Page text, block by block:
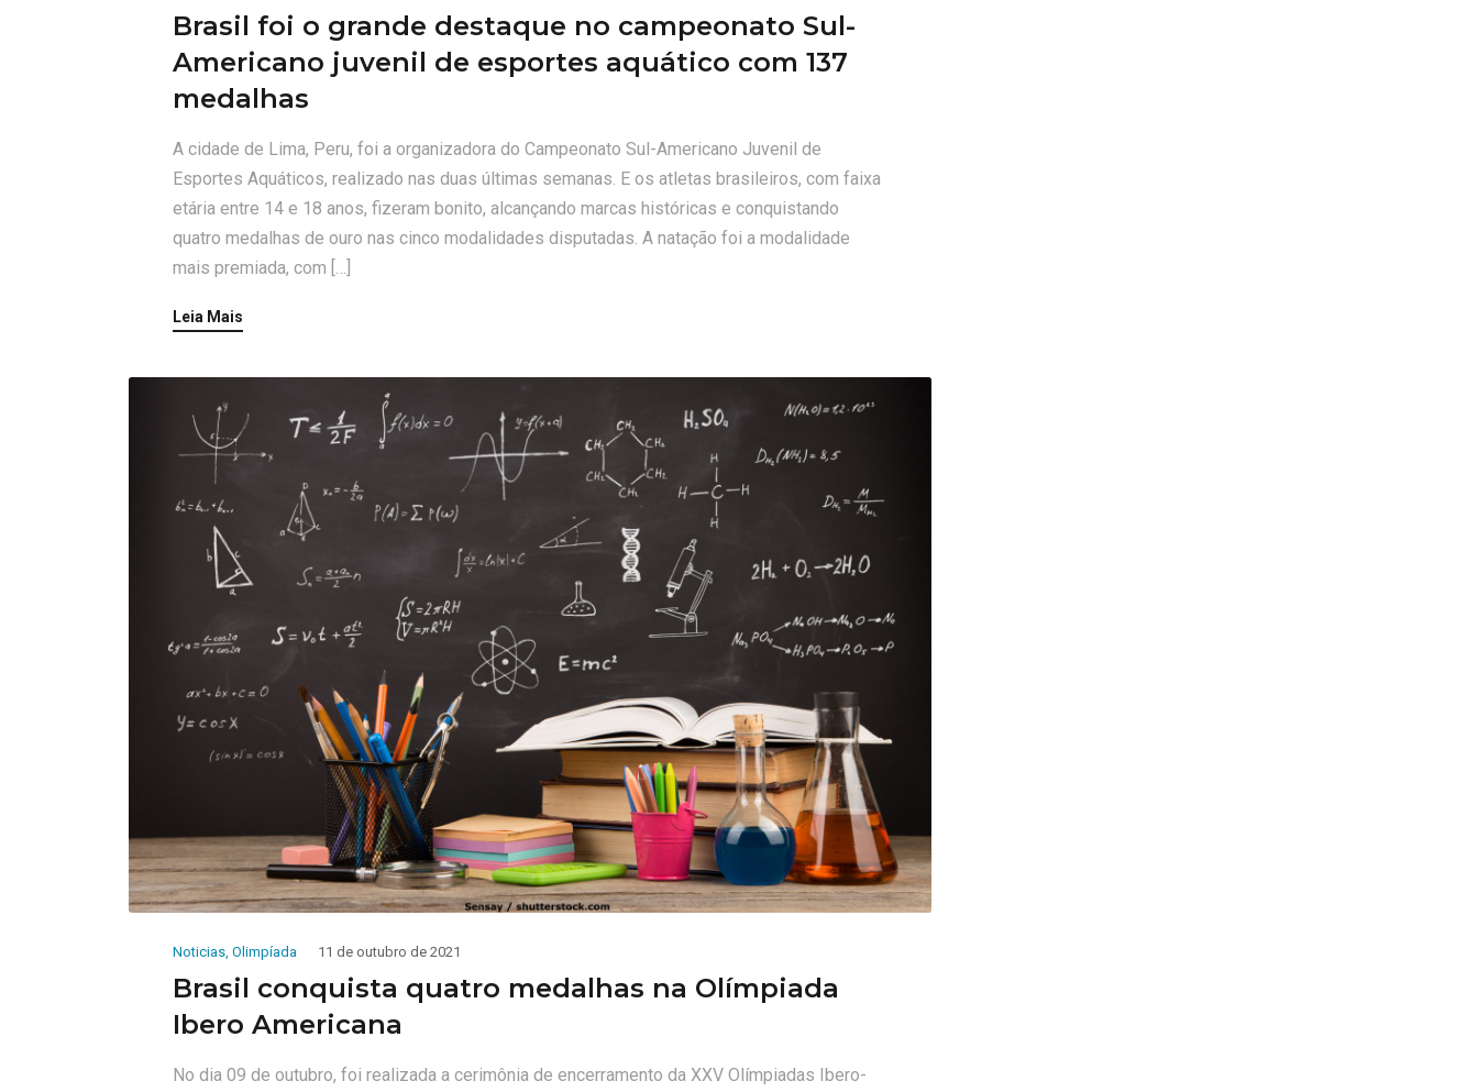
Brasil foi o grande destaque no campeonato Sul-
Americano juvenil de esportes aquático com 137
medalhas
A cidade de Lima, Peru, foi a organizadora do Campeonato Sul-Americano Juvenil de
Esportes Aquáticos, realizado nas duas últimas semanas. E os atletas brasileiros, com faixa
etária entre 14 e 18 anos, fizeram bonito, alcançando marcas históricas e conquistando
quatro medalhas de ouro nas cinco modalidades disputadas. A natação foi a modalidade
mais premiada, com […]
Leia Mais
Noticias Olimpíada 11 de outubro de 2021
Brasil conquista quatro medalhas na Olímpiada
Ibero Americana
No dia 09 de outubro, foi realizada a cerimônia de encerramento da XXV Olímpiadas Ibero-